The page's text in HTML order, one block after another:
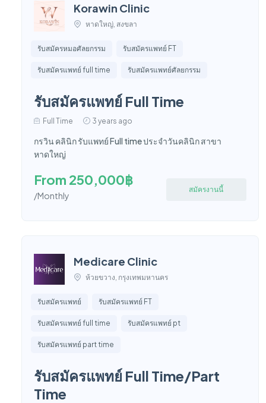
Korawin Clinic
หาดใหญ่, สงขลา
รับสมัครหมอศัลยกรรม รับสมัครแพทย์ FT
รับสมัครแพทย์ full time รับสมัครแพทย์ศัลยกรรม
รับสมัครแพทย์ Full Time
Full Time 3 years ago
กรวิน คลินิก รับแพทย์ Full time ประจำวันคลินิก สาขา
หาดใหญ่
From 250,000฿
/Monthly
สมัครงานนี้
Medicare Clinic
ห้วยขวาง, กรุงเทพมหานคร
รับสมัครแพทย์ รับสมัครแพทย์ FT
รับสมัครแพทย์ full time รับสมัครแพทย์ pt
รับสมัครแพทย์ part time
รับสมัครแพทย์ Full Time/Part
Time